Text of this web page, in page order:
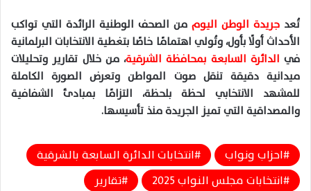
تُعد جريدة الوطن اليوم من الصحف الوطنية الرائدة التي تواكب
الأحداث أولًا بأول، وتُولي اهتمامًا خاصًا بتغطية الانتخابات البرلمانية
في الدائرة السابعة بمحافظة الشرقية، من خلال تقارير وتحليلات
ميدانية دقيقة تنقل صوت المواطن وتعرض الصورة الكاملة
للمشهد الانتخابي لحظة بلحظة، التزامًا بمبادئ الشفافية
والمصداقية التي تميز الجريدة منذ تأسيسها.
احزاب ونواب
انتخابات الدائرة السابعة بالشرقية
انتخابات مجلس النواب 2025
تقارير